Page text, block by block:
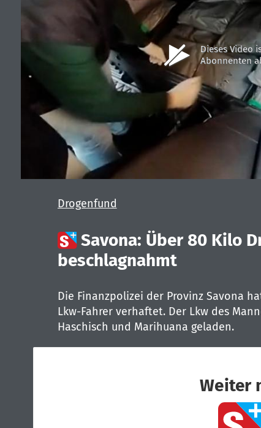
Dieses Video
Abonnenten
Drogenfund
Savona: Über 80 Kilo
beschlagnahmt
Die Finanzpolizei der Provinz Savona
Lkw-Fahrer verhaftet. Der Lkw des
Haschisch und Marihuana geladen.